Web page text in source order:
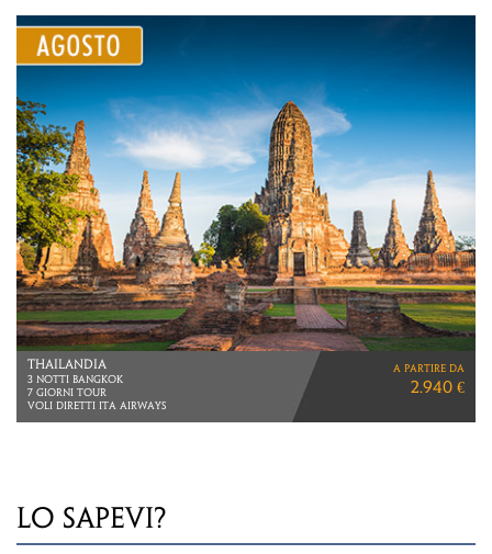
GIAPPONE
VIAGGIO DI 12 GIORNI
Voli Cathay Pacific
via Hong Kong
a partire da
3.950 €
LO SAPEVI?